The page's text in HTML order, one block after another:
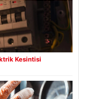
Kesintisi